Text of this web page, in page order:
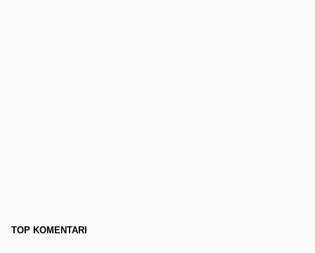
TOP KOMENTARI